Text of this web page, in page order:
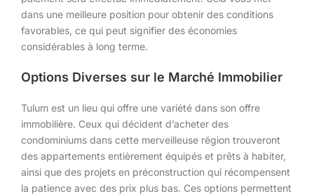
dans une meilleure position pour obtenir des conditions
favorables, ce qui peut signifier des économies
considérables à long terme.
Options Diverses sur le Marché Immobilier
Tulum est un lieu qui offre une variété dans son offre
immobilière. Ceux qui décident d’acheter des
condominiums dans cette merveilleuse région trouveront
des appartements entièrement équipés et prêts à habiter,
ainsi que des projets en préconstruction qui récompensent
la patience avec des prix plus bas. Ces options permettent